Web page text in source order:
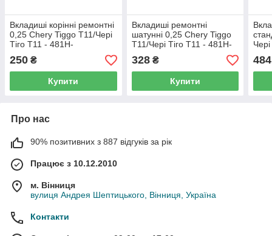
Вкладиші корінні ремонтні
0,25 Chery Tiggo T11/Чері
Тіго T11 - 481H-
BJ1005013BA-025
250 ₴
Купити
Вкладиші ремонтні
шатунні 0,25 Chery Tiggo
T11/Чері Тіго T11 - 481H-
BJ1004121BA
328₴
Купити
484
Про нас
90% позитивних з 887 відгуків за рік
Працює з 10.12.2010
м. Вінниця
вулиця Андрея Шептицького, Вінниця, Україна
Контакти